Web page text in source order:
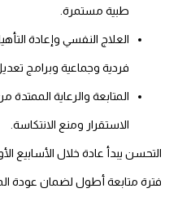
طبية مستمرة.
فردية وجماعية وبرامج
الاستقرار ومنع الانتكاسة.
التحسن يبدأ عادة خلال الأسابيع
فترة متابعة أطول لضمان عودة